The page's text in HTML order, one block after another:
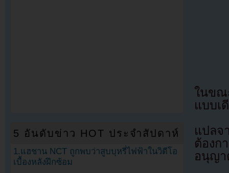
ในขณ
แบบเ
แปลจ
ต้อง
อนุญา
5 อันดับข่าว HOT ประจำสัปดาห์
1.แฮชาน NCT ถูกพบว่าสูบบุหรี่ไฟฟ้าในวิดีโอ
เบื้องหลังฝึกซ้อม